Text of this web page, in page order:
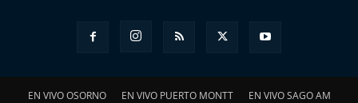
EN VIVO OSORNO EN VIVO PUERTO MONTT EN VIVO SAGO AM